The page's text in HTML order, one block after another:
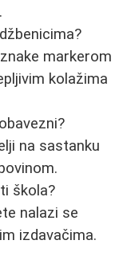
markerom
kolažima
na sastanku
škola?
nalazi se
izdavačima.